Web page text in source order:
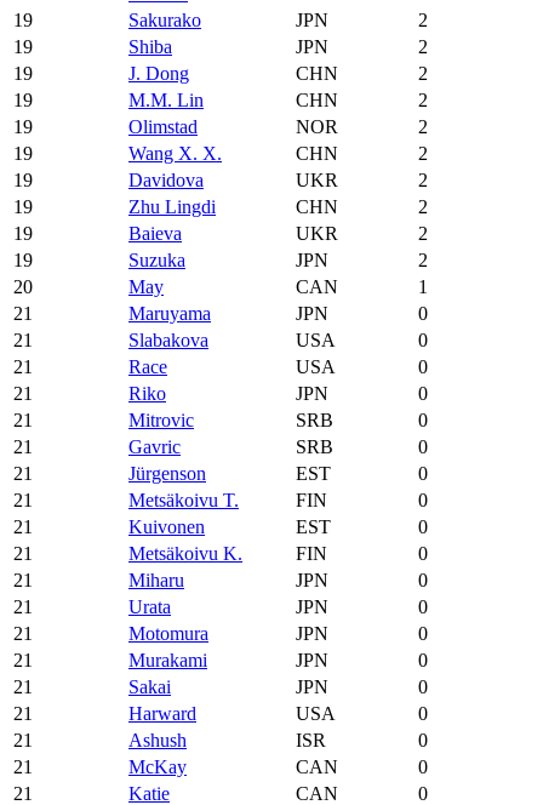
19
Sakurako JPN
2
19
Shiba JPN
2
19
J. Dong CHN
2
19
M.M. Lin CHN
2
19
Olimstad NOR
2
19
Wang X. X. CHN
2
19
Davidova UKR
2
19
Zhu Lingdi CHN
2
19
Baieva UKR
2
19
Suzuka JPN
2
20
May CAN
1
21
Maruyama JPN
0
21
Slabakova USA
0
21
Race USA
0
21
Riko JPN
0
21
Mitrovic SRB
0
21
Gavric SRB
0
21
Jürgenson EST
0
21
Metsäkoivu T. FIN
0
21
Kuivonen EST
0
21
Metsäkoivu K. FIN
0
21
Miharu JPN
0
21
Urata JPN
0
21
Motomura JPN
0
21
Murakami JPN
0
21
Sakai JPN
0
21
Harward USA
0
21
Ashush ISR
0
21
McKay CAN
0
21
Katie CAN
0